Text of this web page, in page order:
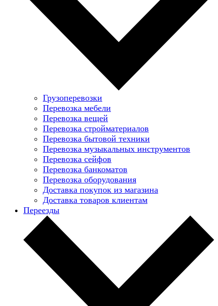
Грузоперевозки
Перевозка мебели
Перевозка вещей
Перевозка стройматериалов
Перевозка бытовой техники
Перевозка музыкальных инструментов
Перевозка сейфов
Перевозка банкоматов
Перевозка оборудования
Доставка покупок из магазина
Доставка товаров клиентам
Переезды